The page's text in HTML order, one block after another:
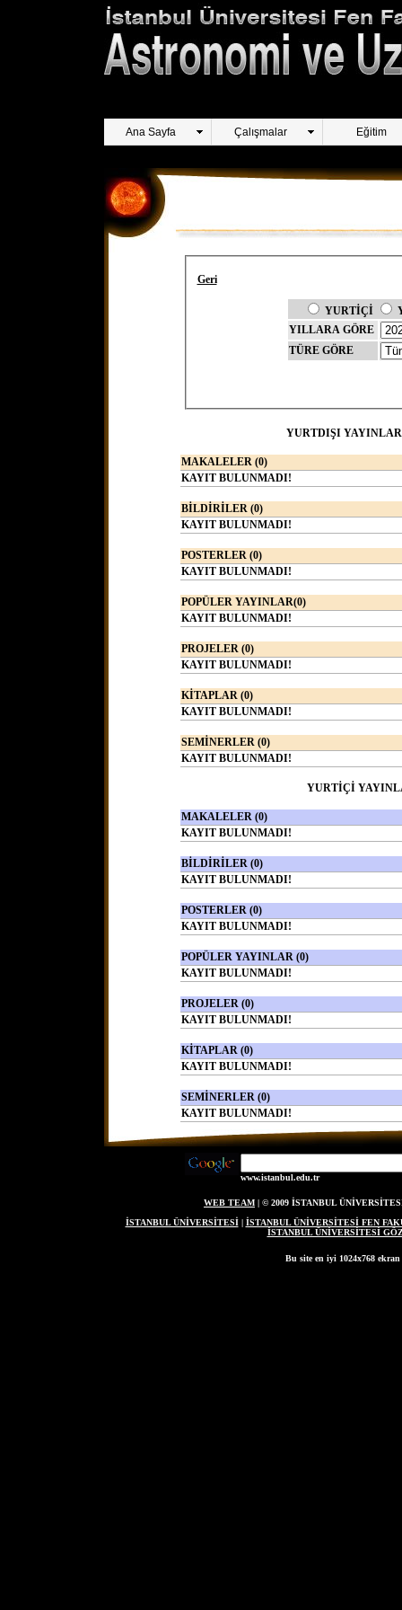
Ana Sayfa Çalışmalar Eğitim
Geri
YURTİÇİ
YILLARA GÖRE
TÜRE GÖRE
YURTDIŞI
MAKALELER (0)
KAYIT BULUNMADI!
BİLDİRİLER (0)
KAYIT BULUNMADI!
POSTERLER (0)
KAYIT BULUNMADI!
POPÜLER YAYINLAR(0)
KAYIT BULUNMADI!
PROJELER (0)
KAYIT BULUNMADI!
KİTAPLAR (0)
KAYIT BULUNMADI!
SEMİNERLER (0)
KAYIT BULUNMADI!
YURTİÇİ
MAKALELER (0)
KAYIT BULUNMADI!
BİLDİRİLER (0)
KAYIT BULUNMADI!
POSTERLER (0)
KAYIT BULUNMADI!
POPÜLER YAYINLAR (0)
KAYIT BULUNMADI!
PROJELER (0)
KAYIT BULUNMADI!
KİTAPLAR (0)
KAYIT BULUNMADI!
SEMİNERLER (0)
KAYIT BULUNMADI!
www.istanbul.edu.tr
WEB TEAM | © 2009 İSTANBUL
İSTANBUL ÜNİVERSİTESİ| İSTANBUL ÜNİVERSİTESİ FEN
İSTANBUL ÜNİVERSİTESİ
Bu site en iyi 1024x768